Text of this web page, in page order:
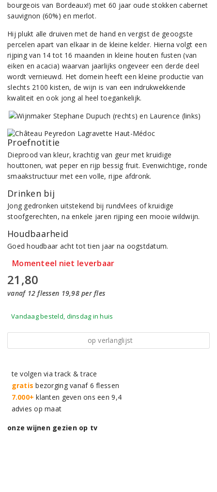
bourgeois van Bordeaux!) met 60 jaar oude stokken cabernet
sauvignon (60%) en merlot.
Hij plukt alle druiven met de hand en vergist de geoogste
percelen apart van elkaar in de kleine kelder. Hierna volgt een
rijping van 14 tot 16 maanden in kleine houten fusten (van
eiken en acacia) waarvan jaarlijks ongeveer een derde deel
wordt vernieuwd. Het domein heeft een kleine productie van
slechts 2100 kisten, de wijn is van een indrukwekkende
kwaliteit en ook jong al heel toegankelijk.
Proefnotitie
Dieprood van kleur, krachtig van geur met kruidige
houttonen, wat peper en rijp bessig fruit. Evenwichtige, ronde
smaakstructuur met een volle, rijpe afdronk.
Drinken bij
Jong gedronken uitstekend bij rundvlees of kruidige
stoofgerechten, na enkele jaren rijping een mooie wildwijn.
Houdbaarheid
Goed houdbaar acht tot tien jaar na oogstdatum.
Momenteel niet leverbaar
21,80
vanaf 12 flessen 19,98 per fles
Vandaag besteld, dinsdag in huis
op verlanglijst
te volgen via track & trace
gratis bezorging vanaf 6 flessen
7.000+ klanten geven ons een 9,4
advies op maat
onze wijnen gezien op tv